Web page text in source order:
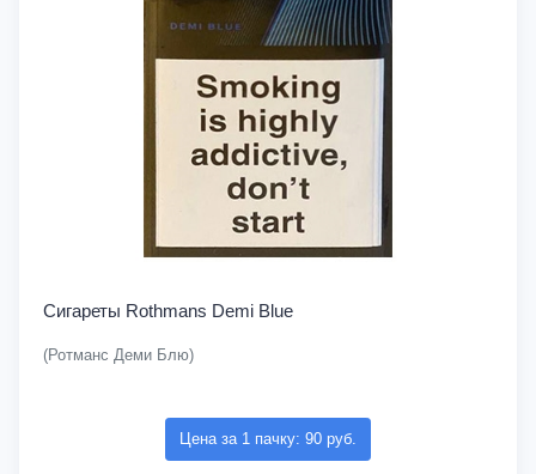
Сигареты Rothmans Demi Blue
(Ротманс Деми Блю)
Цена за 1 пачку: 90 руб.